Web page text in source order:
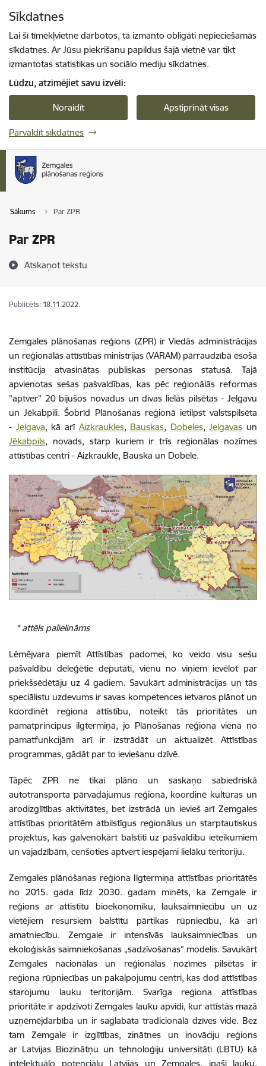
Sīkdatnes
Lai šī tīmekļvietne darbotos, tā izmanto obligāti nepieciešamās
sīkdatnes. Ar Jūsu piekrišanu papildus šajā vietnē var tikt
izmantotas statistikas un sociālo mediju sīkdatnes.
Lūdzu, atzīmējiet savu izvēli:
Noraidīt Apstiprināt visas
Pārvaldīt sīkdatnes
Sākums Par ZPR
Par ZPR
Atskaņot tekstu
Publicēts: 18.11.2022.
Zemgales plānošanas reģions (ZPR) ir Viedās administrācijas
un reģionālās attīstības ministrijas (VARAM) pārraudzībā esoša
institūcija atvasinātas publiskas personas statusā. Tajā
apvienotas sešas pašvaldības, kas pēc reģionālās reformas
"aptver" 20 bijušos novadus un divas lielās pilsētas - Jelgavu
un Jēkabpili. Šobrīd Plānošanas reģionā ietilpst valstspilsēta
- Jelgava, kā arī Aizkraukles, Bauskas, Dobeles,Jelgavas un
Jēkabpils, novads, starp kuriem ir trīs reģionālas nozīmes
attīstības centri - Aizkraukle, Bauska un Dobele.
* attēls palielināms
Lēmējvara piemīt Attīstības padomei, ko veido visu sešu
pašvaldību deleģētie deputāti, vienu no viņiem ievēlot par
priekšsēdētāju uz 4 gadiem. Savukārt administrācijas un tās
speciālistu uzdevums ir savas kompetences ietvaros plānot un
koordinēt reģiona attīstību, noteikt tās prioritātes un
pamatprincipus ilgtermiņā, jo Plānošanas reģiona viena no
pamatfunkcijām arī ir izstrādāt un aktualizēt Attīstības
programmas, gādāt par to ieviešanu dzīvē.
Tāpēc ZPR ne tikai plāno un saskaņo sabiedriskā
autotransporta pārvadājumus reģionā, koordinē kultūras un
arodizglītības aktivitātes, bet izstrādā un ievieš arī Zemgales
attīstības prioritātēm atbilstīgus reģionālus un starptautiskus
projektus, kas galvenokārt balstīti uz pašvaldību ieteikumiem
un vajadzībām, cenšoties aptvert iespējami lielāku teritoriju.
Zemgales plānošanas reģiona Ilgtermiņa attīstības prioritātēs
no 2015. gada līdz 2030. gadam minēts, ka Zemgale ir
reģions ar attīstītu bioekonomiku, lauksaimniecību un uz
vietējiem resursiem balstītu pārtikas rūpniecību, kā arī
amatniecību. Zemgale ir intensīvās lauksaimniecības un
ekoloģiskās saimniekošanas „sadzīvošanas” modelis. Savukārt
Zemgales nacionālas un reģionālas nozīmes pilsētas ir
reģiona rūpniecības un pakalpojumu centri, kas dod attīstības
starojumu lauku teritorijām. Svarīga reģiona attīstības
prioritāte ir apdzīvoti Zemgales lauku apvidi, kur attīstās mazā
uzņēmējdarbība un ir saglabāta tradicionālā dzīves vide. Bez
tam Zemgale ir izglītības, zinātnes un inovāciju reģions
ar Latvijas Biozinātņu un tehnoloģiju universitāti (LBTU) kā
intelektuālo potenciālu Latvijas un Zemgales, īpaši lauku,